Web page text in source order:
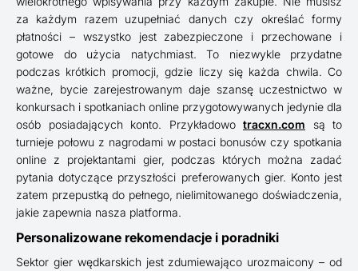
za każdym razem uzupełniać danych czy określać formy
płatności – wszystko jest zabezpieczone i przechowane i
gotowe do użycia natychmiast. To niezwykle przydatne
podczas krótkich promocji, gdzie liczy się każda chwila. Co
ważne, bycie zarejestrowanym daje szansę uczestnictwo w
konkursach i spotkaniach online przygotowywanych jedynie dla
osób posiadających konto. Przykładowo tracxn.com są to
turnieje połowu z nagrodami w postaci bonusów czy spotkania
online z projektantami gier, podczas których można zadać
pytania dotyczące przyszłości preferowanych gier. Konto jest
zatem przepustką do pełnego, nielimitowanego doświadczenia,
jakie zapewnia nasza platforma.
Personalizowane rekomendacje i poradniki
Sektor gier wędkarskich jest zdumiewająco urozmaicony – od